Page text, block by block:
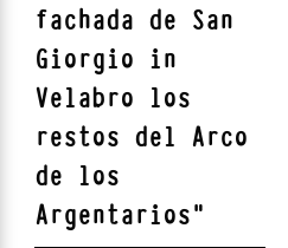
fachada de San
Giorgio in
Velabro los
restos del Arco
de los
Argentarios"